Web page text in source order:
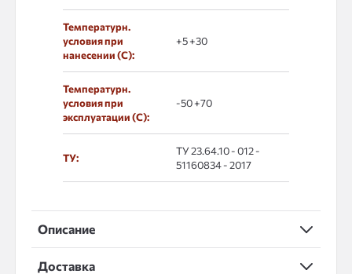
Температурн.
условия при
нанесении (С):
+5 +30
Температурн.
условия при
эксплуатации (С):
-50 +70
ТУ:
ТУ 23.64.10 - 012 -
51160834 - 2017
Описание
Доставка